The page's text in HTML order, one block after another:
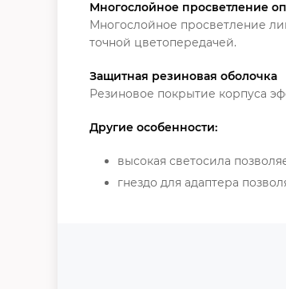
Многослойное просветление
Многослойное просветление
точной цветопередачей.
Защитная резиновая оболочка
Резиновое покрытие корпуса
Другие особенности:
высокая светосила
гнездо для адаптера